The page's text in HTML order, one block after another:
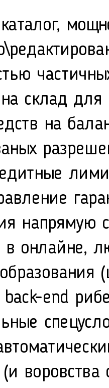
склад для
на
напрямую
в онлайне,
end
воровства